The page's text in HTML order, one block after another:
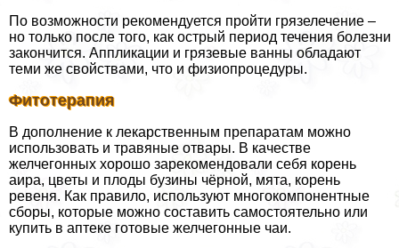
По возможности рекомендуется пройти грязелечение –
но только после того, как острый период течения болезни
закончится. Аппликации и грязевые ванны обладают
теми же свойствами, что и физиопроцедуры.
Фитотерапия
В дополнение к лекарственным препаратам можно
использовать и травяные отвары. В качестве
желчегонных хорошо зарекомендовали себя корень
аира, цветы и плоды бузины чёрной, мята, корень
ревеня. Как правило, используют многокомпонентные
сборы, которые можно составить самостоятельно или
купить в аптеке готовые желчегонные чаи.